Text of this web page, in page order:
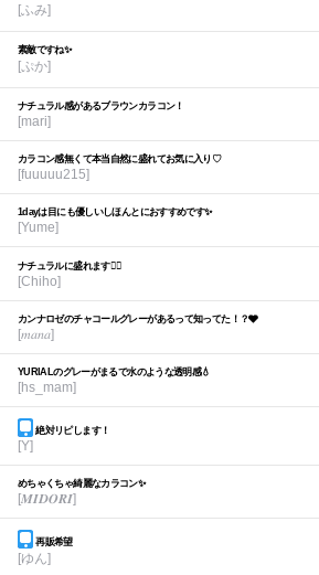
[ふみ]
素敵ですね✨
[ぷか]
ナチュラル感があるブラウンカラコン！
[mari]
カラコン感無くて本当自然に盛れてお気に入り♡
[fuuuuu215]
1dayは目にも優しいしほんとにおすすめです✨
[Yume]
ナチュラルに盛れます🙆‍♀️
[Chiho]
カンナロゼのチャコールグレーがあるって知ってた！？🩶
[𝑚𝑎𝑛𝑎]
YURIALのグレーがまるで水のような透明感💧
[hs_mam]
絶対リピします！
[Y]
めちゃくちゃ綺麗なカラコン✨
[𝑴𝑰𝑫𝑶𝑹𝑰]
再販希望
[ゆん]